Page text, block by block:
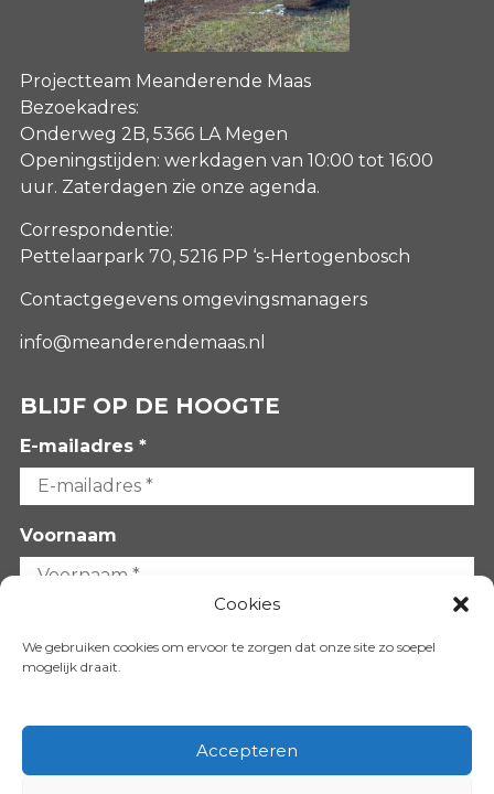
Cookies
We gebruiken cookies om ervoor te zorgen dat onze site zo soepel
mogelijk draait.
Accepteren
Projectteam Meanderende Maas
Bezoekadres:
Onderweg 2B, 5366 LA Megen
Openingstijden: werkdagen van 10:00 tot 16:00
uur. Zaterdagen zie onze agenda.
Correspondentie:
Pettelaarpark 70, 5216 PP ‘s-Hertogenbosch
Contactgegevens omgevingsmanagers
info@meanderendemaas.nl
BLIJF OP DE HOOGTE
E-mailadres *
Voornaam